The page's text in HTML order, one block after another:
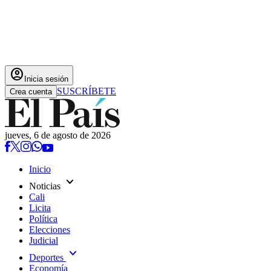
account_circle Inicia sesión
Crea cuenta SUSCRÍBETE
jueves, 6 de agosto de 2026
Inicio
Noticias expand_more
Cali
Licita
Política
Elecciones
Judicial
Deportes expand_more
Economía